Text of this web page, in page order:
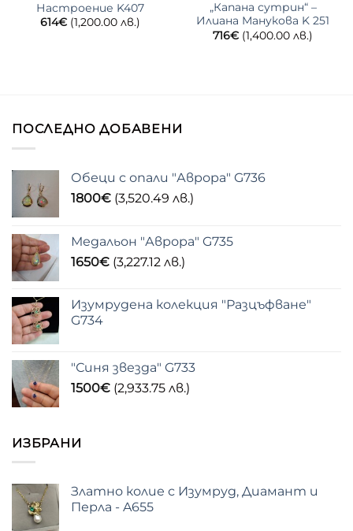
Настроение K407
614€ (1,200.00 лв.)
„Капана сутрин“ –
Илиана Манукова K 251
716€ (1,400.00 лв.)
ПОСЛЕДНО ДОБАВЕНИ
Обеци с опали "Аврора" G736
1800€ (3,520.49 лв.)
Медальон "Аврора" G735
1650€ (3,227.12 лв.)
Изумрудена колекция "Разцъфване"
G734
"Синя звезда" G733
1500€ (2,933.75 лв.)
ИЗБРАНИ
Златно колие с Изумруд, Диамант и
Перла - A655